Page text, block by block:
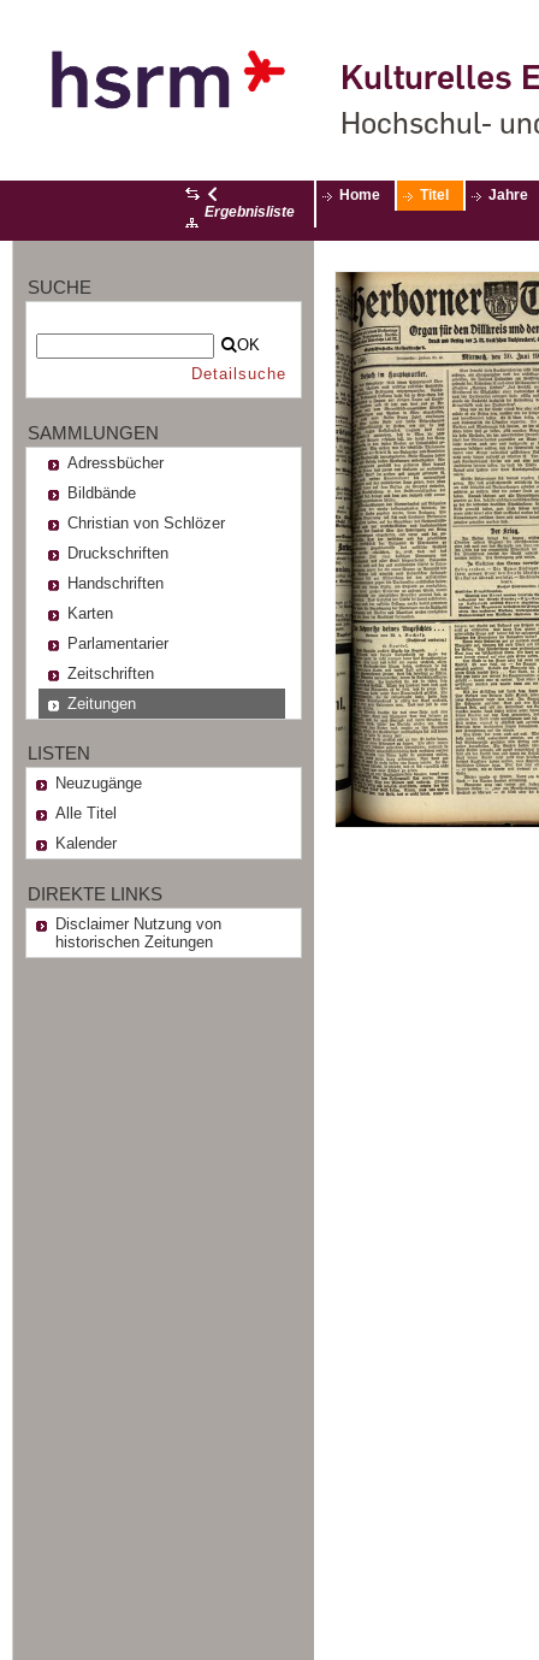
Kulturelles
Hochschul-
Ergebnisliste
Home Titel Jahre
SUCHE
OK
Detailsuche
SAMMLUNGEN
Adressbücher
Bildbände
Christian von Schlözer
Druckschriften
Handschriften
Karten
Parlamentarier
Zeitschriften
Zeitungen
LISTEN
Neuzugänge
Alle Titel
Kalender
DIREKTE LINKS
Disclaimer Nutzung von
historischen Zeitungen